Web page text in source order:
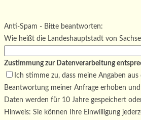
Bitte lasse dieses Feld leer.
Anti-Spam - Bitte beantworten:
Wie heißt die Landeshauptstadt von
Zustimmung zur Datenverarbeitung
Ich stimme zu, dass meine Angaben
Beantwortung meiner Anfrage erhoben
Daten werden für 10 Jahre gespeichert
Hinweis: Sie können Ihre Einwilligung